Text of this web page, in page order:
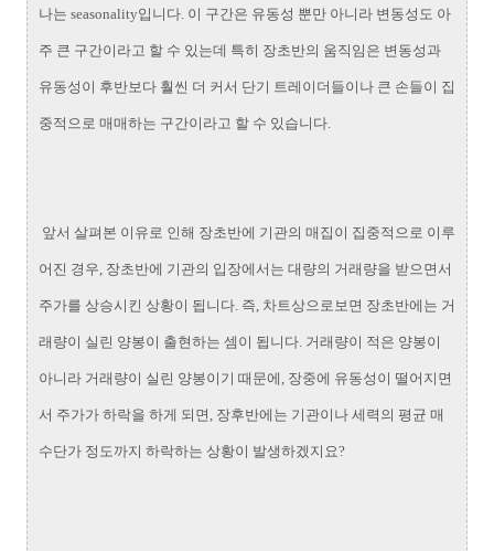
나는 seasonality입니다. 이 구간은 유동성 뿐만 아니라 변동성도 아
주 큰 구간이라고 할 수 있는데 특히 장초반의 움직임은 변동성과
유동성이 후반보다 훨씬 더 커서 단기 트레이더들이나 큰 손들이 집
중적으로 매매하는 구간이라고 할 수 있습니다.
앞서 살펴본 이유로 인해 장초반에 기관의 매집이 집중적으로 이루
어진 경우, 장초반에 기관의 입장에서는 대량의 거래량을 받으면서
주가를 상승시킨 상황이 됩니다. 즉, 차트상으로보면 장초반에는 거
래량이 실린 양봉이 출현하는 셈이 됩니다. 거래량이 적은 양봉이
아니라 거래량이 실린 양봉이기 때문에, 장중에 유동성이 떨어지면
서 주가가 하락을 하게 되면, 장후반에는 기관이나 세력의 평균 매
수단가 정도까지 하락하는 상황이 발생하겠지요?